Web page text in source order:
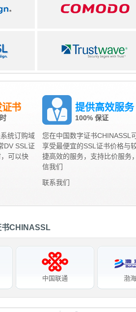
书
统订购域
DV SSL证
可以快
提供高效服务
100% 保证
您在中国数字证书CHINASSL
享受最便宜的SSL证书价格与
捷高效的服务，支持比价服务
信我们
联系我们
书CHINASSL
中国联通 渤